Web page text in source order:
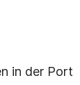
in der Port